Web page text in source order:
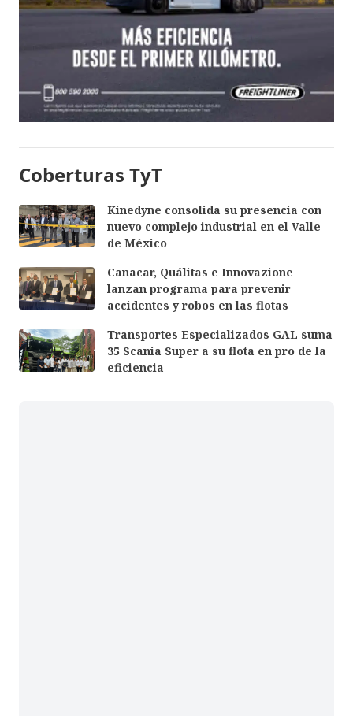
Coberturas TyT
Kinedyne consolida su presencia con
nuevo complejo industrial en el Valle
de México
Canacar, Quálitas e Innovazione
lanzan programa para prevenir
accidentes y robos en las flotas
Transportes Especializados GAL suma
35 Scania Super a su flota en pro de la
eficiencia